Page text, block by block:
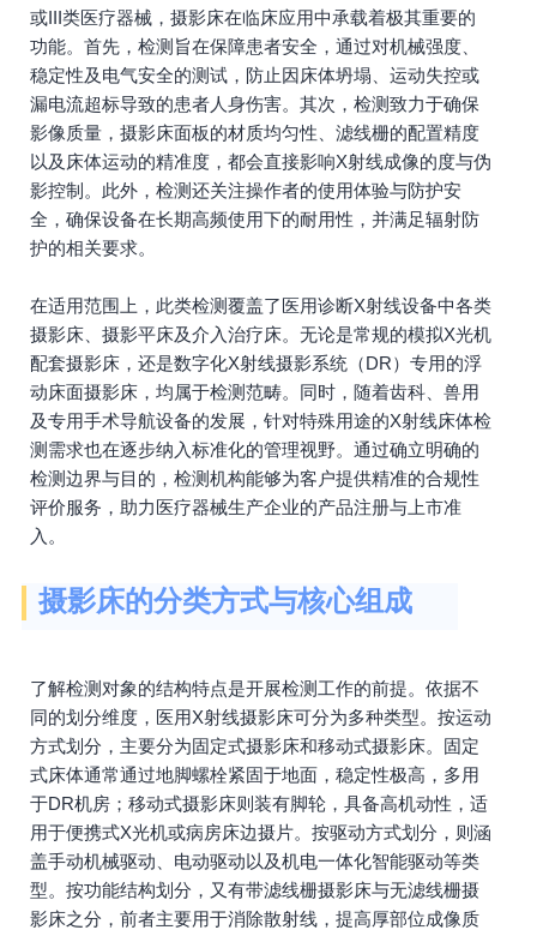
或III类医疗器械，摄影床在临床应用中承载着极其重要的
功能。首先，检测旨在保障患者安全，通过对机械强度、
稳定性及电气安全的测试，防止因床体坍塌、运动失控或
漏电流超标导致的患者人身伤害。其次，检测致力于确保
影像质量，摄影床面板的材质均匀性、滤线栅的配置精度
以及床体运动的精准度，都会直接影响X射线成像的度与伪
影控制。此外，检测还关注操作者的使用体验与防护安
全，确保设备在长期高频使用下的耐用性，并满足辐射防
护的相关要求。
在适用范围上，此类检测覆盖了医用诊断X射线设备中各类
摄影床、摄影平床及介入治疗床。无论是常规的模拟X光机
配套摄影床，还是数字化X射线摄影系统（DR）专用的浮
动床面摄影床，均属于检测范畴。同时，随着齿科、兽用
及专用手术导航设备的发展，针对特殊用途的X射线床体检
测需求也在逐步纳入标准化的管理视野。通过确立明确的
检测边界与目的，检测机构能够为客户提供精准的合规性
评价服务，助力医疗器械生产企业的产品注册与上市准
入。
摄影床的分类方式与核心组成
了解检测对象的结构特点是开展检测工作的前提。依据不
同的划分维度，医用X射线摄影床可分为多种类型。按运动
方式划分，主要分为固定式摄影床和移动式摄影床。固定
式床体通常通过地脚螺栓紧固于地面，稳定性极高，多用
于DR机房；移动式摄影床则装有脚轮，具备高机动性，适
用于便携式X光机或病房床边摄片。按驱动方式划分，则涵
盖手动机械驱动、电动驱动以及机电一体化智能驱动等类
型。按功能结构划分，又有带滤线栅摄影床与无滤线栅摄
影床之分，前者主要用于消除散射线，提高厚部位成像质